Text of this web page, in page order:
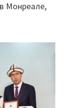
Монреале,